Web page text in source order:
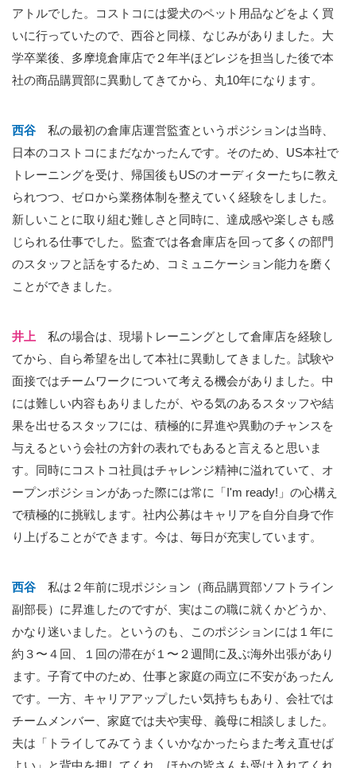
アトルでした。コストコには愛犬のペット用品などをよく買
いに行っていたので、西谷と同様、なじみがありました。大
学卒業後、多摩境倉庫店で２年半ほどレジを担当した後で本
社の商品購買部に異動してきてから、丸10年になります。
西谷
私の最初の倉庫店運営監査というポジションは当時、
日本のコストコにまだなかったんです。そのため、US本社で
トレーニングを受け、帰国後もUSのオーディターたちに教え
られつつ、ゼロから業務体制を整えていく経験をしました。
新しいことに取り組む難しさと同時に、達成感や楽しさも感
じられる仕事でした。監査では各倉庫店を回って多くの部門
のスタッフと話をするため、コミュニケーション能力を磨く
ことができました。
井上
私の場合は、現場トレーニングとして倉庫店を経験し
てから、自ら希望を出して本社に異動してきました。試験や
面接ではチームワークについて考える機会がありました。中
には難しい内容もありましたが、やる気のあるスタッフや結
果を出せるスタッフには、積極的に昇進や異動のチャンスを
与えるという会社の方針の表れでもあると言えると思いま
す。同時にコストコ社員はチャレンジ精神に溢れていて、オ
ープンポジションがあった際には常に「I'm ready!」の心構え
で積極的に挑戦します。社内公募はキャリアを自分自身で作
り上げることができます。今は、毎日が充実しています。
西谷
私は２年前に現ポジション（商品購買部ソフトライン
副部長）に昇進したのですが、実はこの職に就くかどうか、
かなり迷いました。というのも、このポジションには１年に
約３〜４回、１回の滞在が１〜２週間に及ぶ海外出張があり
ます。子育て中のため、仕事と家庭の両立に不安があったん
です。一方、キャリアアップしたい気持ちもあり、会社では
チームメンバー、家庭では夫や実母、義母に相談しました。
夫は「トライしてみてうまくいかなかったらまた考え直せば
よい」と背中を押してくれ、ほかの皆さんも受け入れてくれ